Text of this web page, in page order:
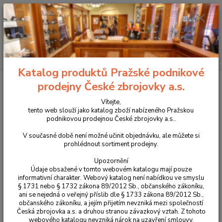
Menu
Hledat
+420 225 375 800
Péče o zbraně Čistící šňůry Čistící protahovací struna s knoty
Čistící protahovací struna s knoty
Katalog produktů Pražské podnikové
prodejny České zbrojovky a.s.
Vítejte,
tento web slouží jako katalog zboží nabízeného Pražskou
podnikovou prodejnou České zbrojovky a.s..
V současné době není možné učinit objednávku, ale můžete si
prohlédnout sortiment prodejny.
Upozornění
Údaje obsažené v tomto webovém katalogu mají pouze
informativní charakter. Webový katalog není nabídkou ve smyslu
§ 1731 nebo § 1732 zákona 89/2012 Sb., občanského zákoníku,
ani se nejedná o veřejný příslib dle § 1733 zákona 89/2012 Sb.,
občanského zákoníku, a jejím přijetím nevzniká mezi společností
Česká zbrojovka a.s. a druhou stranou závazkový vztah. Z tohoto
webového katalogu nevzniká nárok na uzavření smlouvy.